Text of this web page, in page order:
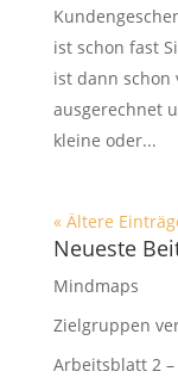
ist schon fast
ist dann
ausgerechnet
kleine oder...
« Ältere
Neueste
Mindmaps
Zielgruppen
Arbeitsblatt 2